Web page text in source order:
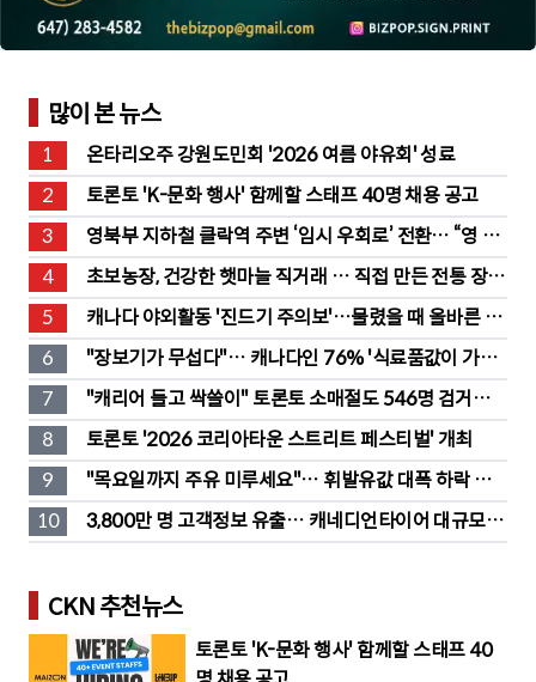
많이 본 뉴스
1
온타리오주 강원도민회 '2026 여름 야유회' 성료
2
토론토 'K-문화 행사' 함께할 스태프 40명 채용 공고
3
영북부 지하철 클락역 주변 ‘임시 우회로’ 전환… “영 스
트리트 바뀐다”
4
초보농장, 건강한 햇마늘 직거래 … 직접 만든 전통 장류
도 판매
5
캐나다 야외활동 '진드기 주의보'…물렸을 때 올바른 대
처법은?
6
"장보기가 무섭다"… 캐나다인 76% '식료품값이 가장
부담'
7
"캐리어 들고 싹쓸이" 토론토 소매절도 546명 검거…
훔친 물건 재유통
8
토론토 '2026 코리아타운 스트리트 페스티벌' 개최
9
"목요일까지 주유 미루세요"… 휘발유값 대폭 하락 예
고
10
3,800만 명 고객정보 유출… 캐네디언타이어 대규모 집
단소송 직면
CKN 추천뉴스
토론토 'K-문화 행사' 함께할 스태프 40